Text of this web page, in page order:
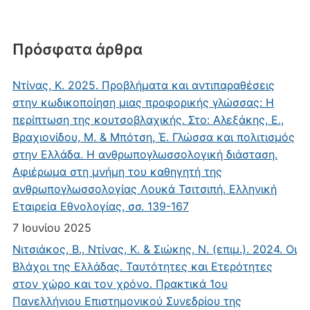
Πρόσφατα άρθρα
Ντίνας, Κ. 2025. Προβλήματα και αντιπαραθέσεις
στην κωδικοποίηση μιας προφορικής γλώσσας: Η
περίπτωση της κουτσοβλαχικής. Στο: Αλεξάκης, Ε.,
Βραχιονίδου, Μ. & Μπότση, Έ. Γλώσσα και πολιτισμός
στην Ελλάδα. Η ανθρωπογλωσσολογική διάσταση.
Αφιέρωμα στη μνήμη του καθηγητή της
ανθρωπογλωσσολογίας Λουκά Τσιτσιπή. Ελληνική
Εταιρεία Εθνολογίας, σσ. 139-167
7 Ιουνίου 2025
Νιτσιάκος, Β., Ντίνας, Κ. & Σιώκης, Ν. (επιμ.). 2024. Οι
Βλάχοι της Ελλάδας. Ταυτότητες και Ετερότητες
στον χώρο και τον χρόνο. Πρακτικά 1ου
Πανελλήνιου Επιστημονικού Συνεδρίου της